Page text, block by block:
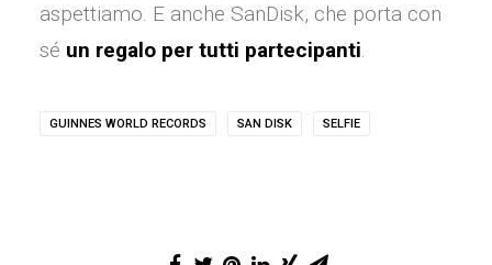
aspettiamo. E anche SanDisk, che porta con
sé un regalo per tutti partecipanti.
GUINNES WORLD RECORDS SAN DISK SELFIE